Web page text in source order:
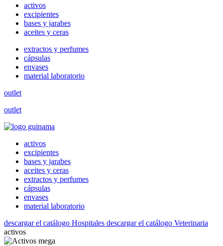
activos
excipientes
bases y jarabes
aceites y ceras
extractos y perfumes
cápsulas
envases
material laboratorio
outlet
outlet
activos
excipientes
bases y jarabes
aceites y ceras
extractos y perfumes
cápsulas
envases
material laboratorio
descargar el catálogo Hospitales descargar el catálogo Veterinaria
activos